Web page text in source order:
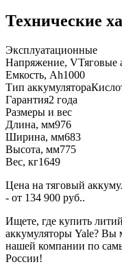
Технические
Эксплуатационные
Напряжение, VТяговые
Емкость, Ah1000
Тип аккумулятора
Гарантия2 года
Размеры и вес
Длина, мм976
Ширина, мм683
Высота, мм775
Вес, кг1649
Цена на тяговый
- от 134 900 руб..
Ищете, где купить
аккумуляторы Yale? Вы
нашей компании по
России!